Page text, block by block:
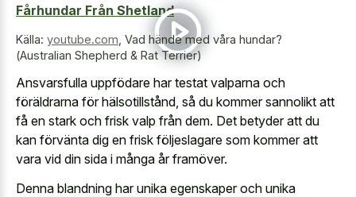
Fårhundar Från Shetland
Källa: youtube.com Vad hände med våra hundar?
(Australian Shepherd & Rat Terrier)
Ansvarsfulla uppfödare har testat valparna och
föräldrarna för hälsotillstånd, så du kommer sannolikt att
få en stark och frisk valp från dem. Det betyder att du
kan förvänta dig en frisk följeslagare som kommer att
vara vid din sida i många år framöver.
Denna blandning har unika egenskaper och unika